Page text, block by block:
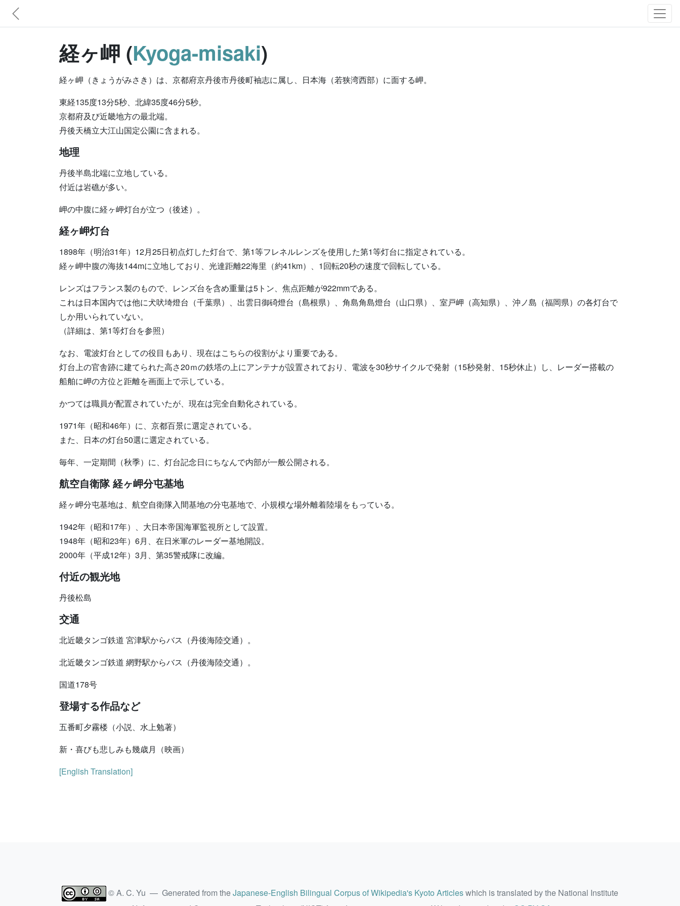
経ヶ岬 (Kyoga-misaki)
経ヶ岬（きょうがみさき）は、京都府京丹後市丹後町袖志に属し、日本海（若狭湾西部）に面する岬。
東経135度13分5秒、北緯35度46分5秒。
京都府及び近畿地方の最北端。
丹後天橋立大江山国定公園に含まれる。
地理
丹後半島北端に立地している。
付近は岩礁が多い。
岬の中腹に経ヶ岬灯台が立つ（後述）。
経ヶ岬灯台
1898年（明治31年）12月25日初点灯した灯台で、第1等フレネルレンズを使用した第1等灯台に指定されている。
経ヶ岬中腹の海抜144mに立地しており、光達距離22海里（約41km）、1回転20秒の速度で回転している。
レンズはフランス製のもので、レンズ台を含め重量は5トン、焦点距離が922mmである。
これは日本国内では他に犬吠埼燈台（千葉県）、出雲日御碕燈台（島根県）、角島角島燈台（山口県）、室戸岬（高知県）、沖ノ島（福岡県）の各灯台で
しか用いられていない。
（詳細は、第1等灯台を参照）
なお、電波灯台としての役目もあり、現在はこちらの役割がより重要である。
灯台上の官舎跡に建てられた高さ20ｍの鉄塔の上にアンテナが設置されており、電波を30秒サイクルで発射（15秒発射、15秒休止）し、レーダー搭載の
船舶に岬の方位と距離を画面上で示している。
かつては職員が配置されていたが、現在は完全自動化されている。
1971年（昭和46年）に、京都百景に選定されている。
また、日本の灯台50選に選定されている。
毎年、一定期間（秋季）に、灯台記念日にちなんで内部が一般公開される。
航空自衛隊 経ヶ岬分屯基地
経ヶ岬分屯基地は、航空自衛隊入間基地の分屯基地で、小規模な場外離着陸場をもっている。
1942年（昭和17年）、大日本帝国海軍監視所として設置。
1948年（昭和23年）6月、在日米軍のレーダー基地開設。
2000年（平成12年）3月、第35警戒隊に改編。
付近の観光地
丹後松島
交通
北近畿タンゴ鉄道 宮津駅からバス（丹後海陸交通）。
北近畿タンゴ鉄道 網野駅からバス（丹後海陸交通）。
国道178号
登場する作品など
五番町夕霧楼（小説、水上勉著）
新・喜びも悲しみも幾歳月（映画）
[English Translation]
© A. C. Yu — Generated from theJapanese-English Bilingual Corpus of Wikipedia's Kyoto Articleswhich is translated by the National Institute